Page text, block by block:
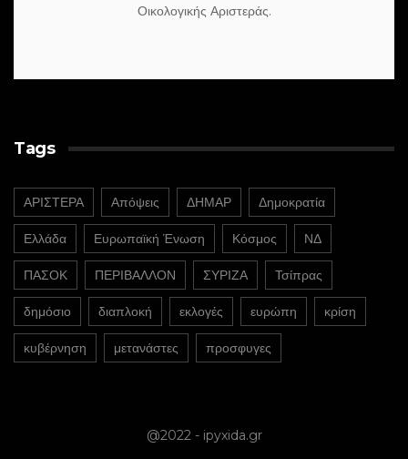
Οικολογικής Αριστεράς.
Tags
ΑΡΙΣΤΕΡΑ Απόψεις ΔΗΜΑΡ Δημοκρατία
Ελλάδα Ευρωπαϊκή Ένωση Κόσμος ΝΔ
ΠΑΣΟΚ ΠΕΡΙΒΑΛΛΟΝ ΣΥΡΙΖΑ Τσίπρας
δημόσιο διαπλοκή εκλογές ευρώπη κρίση
κυβέρνηση μετανάστες προσφυγες
@2022 - ipyxida.gr